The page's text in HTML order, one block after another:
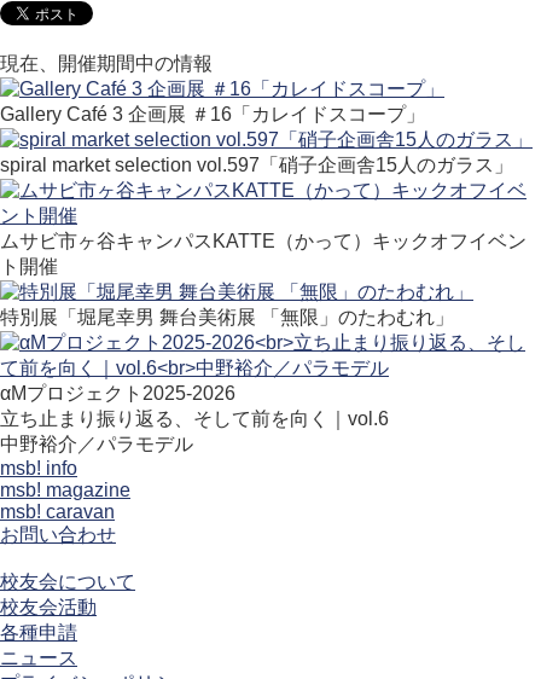
現在、開催期間中の情報
Gallery Café 3 企画展 ＃16「カレイドスコープ」
spiral market selection vol.597「硝子企画舎15人のガラス」
ムサビ市ヶ谷キャンパスKATTE（かって）キックオフイベン
ト開催
特別展「堀尾幸男 舞台美術展 「無限」のたわむれ」
αMプロジェクト2025-2026
立ち止まり振り返る、そして前を向く｜vol.6
中野裕介／パラモデル
msb! info
msb! magazine
msb! caravan
お問い合わせ
校友会について
校友会活動
各種申請
ニュース